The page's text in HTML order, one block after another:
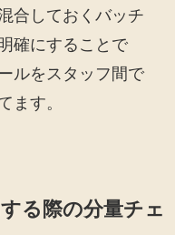
合しておくバッチ
確にすることで
ルをスタッフ間で
ます。
る際の分量チェ